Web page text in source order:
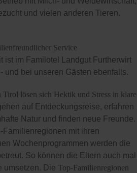
und vielen anderen Tieren.
Service
ist im Familotel Landgut Furtherwirt
und bei unseren Gästen ebenfalls.
lösen sich Hektik und Stress in klare
auf Entdeckungsreise, erfahren
Natur und finden neue Freunde.
Familienregionen mit ihren
Wochenprogrammen werden die
So können die Eltern auch mal
umsetzen. Die Top-Familienregionen